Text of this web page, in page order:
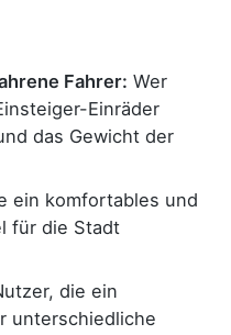
Fahrer: Wer
Einräder
das Gewicht der
ein komfortables und
für die Stadt
die ein
unterschiedliche